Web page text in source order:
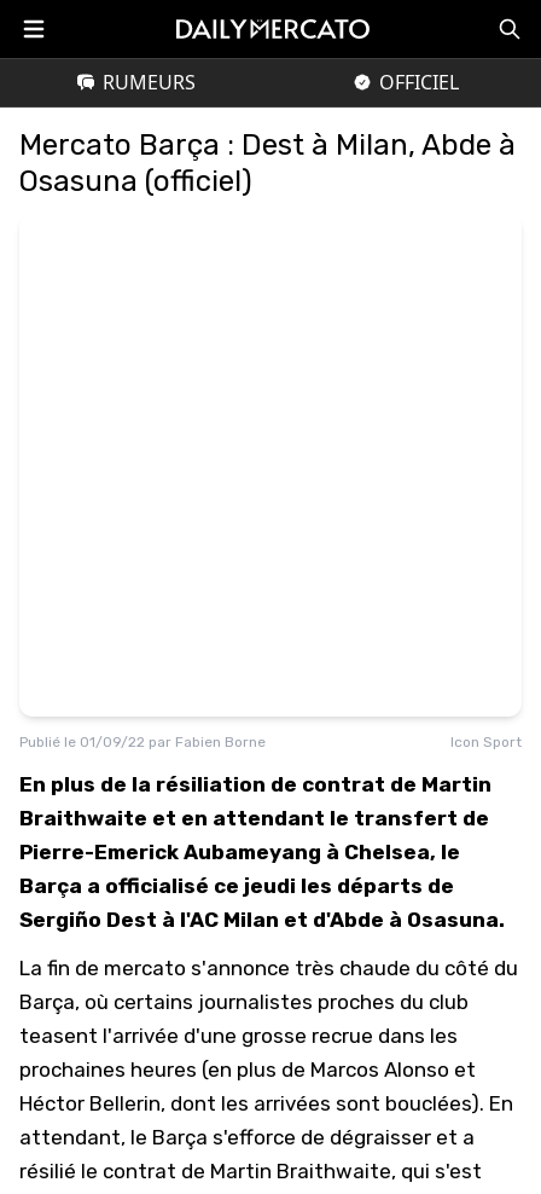
RUMEURS OFFICIEL
Mercato Barça : Dest à Milan, Abde à
Osasuna (officiel)
Publié le 01/09/22 par Fabien Borne Icon Sport
En plus de la résiliation de contrat de Martin
Braithwaite et en attendant le transfert de
Pierre-Emerick Aubameyang à Chelsea, le
Barça a officialisé ce jeudi les départs de
Sergiño Dest à l'AC Milan et d'Abde à Osasuna.
La fin de mercato s'annonce très chaude du côté du
Barça, où certains journalistes proches du club
teasent l'arrivée d'une grosse recrue dans les
prochaines heures (en plus de Marcos Alonso et
Héctor Bellerin, dont les arrivées sont bouclées). En
attendant, le Barça s'efforce de dégraisser et a
résilié le contrat de Martin Braithwaite, qui s'est